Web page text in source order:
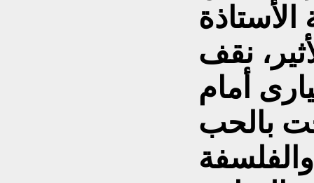
الأستاذة
نقف
أمام
بالحب